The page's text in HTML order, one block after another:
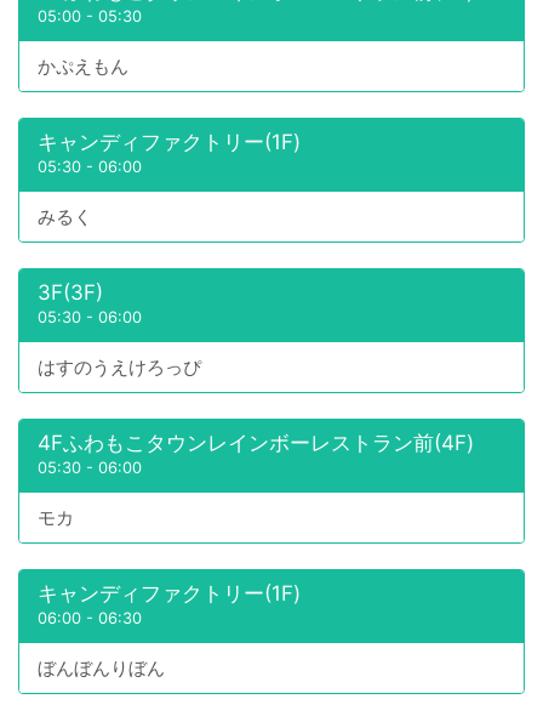
05:00 - 05:30
かぷえもん
キャンディファクトリー(1F)
05:30 - 06:00
みるく
3F(3F)
05:30 - 06:00
はすのうえけろっぴ
4Fふわもこタウンレインボーレストラン前(4F)
05:30 - 06:00
モカ
キャンディファクトリー(1F)
06:00 - 06:30
ぼんぼんりぼん